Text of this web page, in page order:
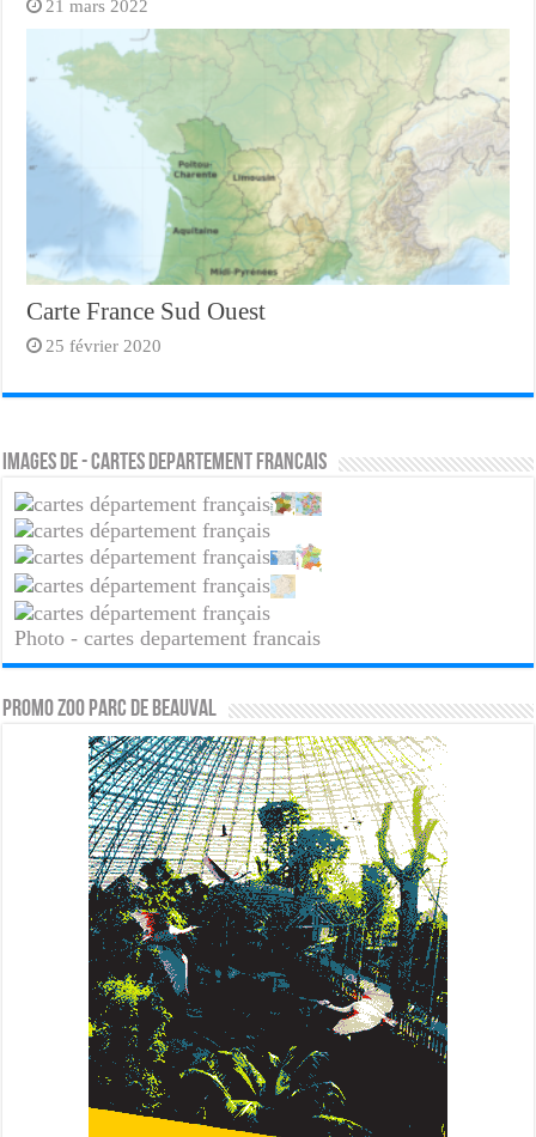
21 mars 2022
Carte France Sud Ouest
25 février 2020
Images de - cartes departement francais
Photo - cartes departement francais
PROMO ZOO PARC DE BEAUVAL